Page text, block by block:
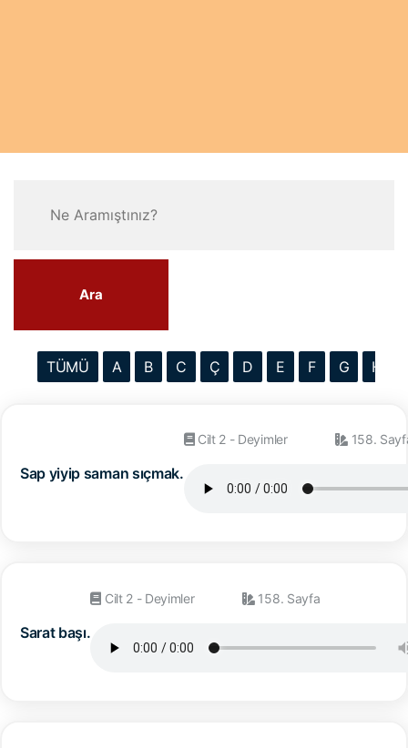
Ara
TÜMÜ A B C Ç D E F G H
Sap yiyip saman sıçmak.
Cilt 2 - Deyimler 158.
Sarat başı.
Cilt 2 - Deyimler 158. Sayfa